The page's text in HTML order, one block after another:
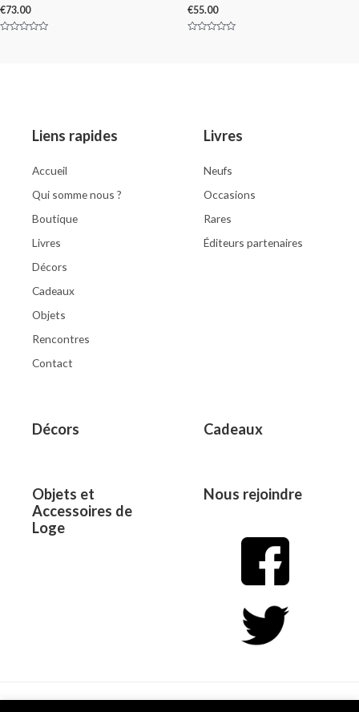
€73.00 €55.00
Liens rapides
Accueil
Qui somme nous ?
Boutique
Livres
Décors
Cadeaux
Objets
Rencontres
Contact
Livres
Neufs
Occasions
Rares
Éditeurs partenaires
Décors Cadeaux
Objets et
Accessoires de
Loge
Nous rejoindre